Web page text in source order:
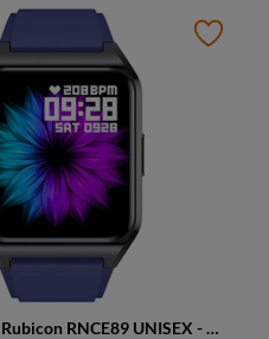
SMARTWATCH Rubicon RNCE89 UNISEX - WYKONYWANIE POŁĄCZEŃ, WŁASNE TARCZE (sr035h)